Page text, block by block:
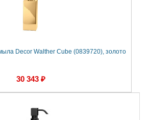
Decor Walther Cube (0839720), золото
30 343 ₽